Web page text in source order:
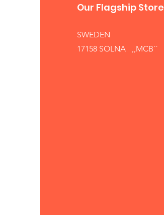
Our Flagship Store
SWEDEN
17158 SOLNA ,,MCB´´